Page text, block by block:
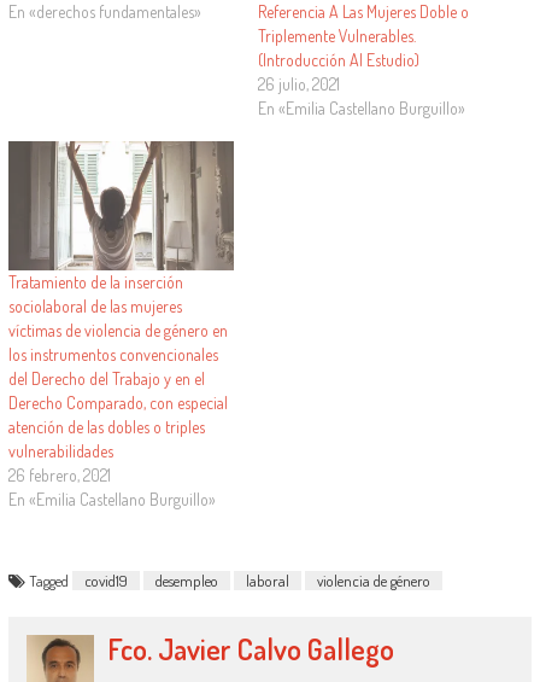
En «derechos fundamentales»
Referencia A Las Mujeres Doble o
Triplemente Vulnerables.
(Introducción Al Estudio)
26 julio, 2021
En «Emilia Castellano Burguillo»
Tratamiento de la inserción
sociolaboral de las mujeres
víctimas de violencia de género en
los instrumentos convencionales
del Derecho del Trabajo y en el
Derecho Comparado, con especial
atención de las dobles o triples
vulnerabilidades
26 febrero, 2021
En «Emilia Castellano Burguillo»
Tagged covid19 desempleo laboral violencia de género
Fco. Javier Calvo Gallego